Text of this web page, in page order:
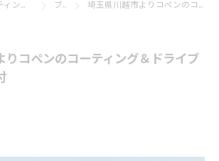
埼玉のカーコーティングならPOLARIS カーコーティング ブログ 埼玉県川越市よりコペンのコーティング＆ドライブレコーダー取付
りコペンのコーティング＆ドライブ